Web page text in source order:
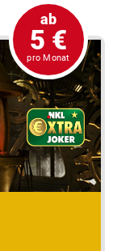
ab
5 €
pro Monat